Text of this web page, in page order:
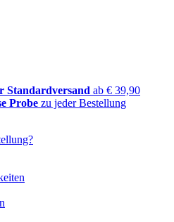
Standardversand ab € 39,90
Probe zu jeder Bestellung